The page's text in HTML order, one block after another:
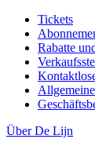
Tickets
Rabatte
Über De Lijn